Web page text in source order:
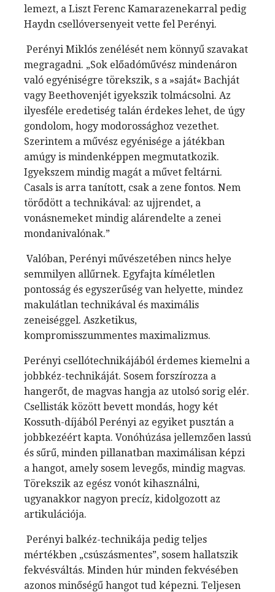
lemezt, a Liszt Ferenc Kamarazenekarral pedig
Haydn csellóversenyeit vette fel Perényi.
Perényi Miklós zenélését nem könnyű szavakat
megragadni. „Sok előadóművész mindenáron
való egyéniségre törekszik, s a »saját« Bachját
vagy Beethovenjét igyekszik tolmácsolni. Az
ilyesféle eredetiség talán érdekes lehet, de úgy
gondolom, hogy modorossághoz vezethet.
Szerintem a művész egyénisége a játékban
amúgy is mindenképpen megmutatkozik.
Igyekszem mindig magát a művet feltárni.
Casals is arra tanított, csak a zene fontos. Nem
törődött a technikával: az ujjrendet, a
vonásnemeket mindig alárendelte a zenei
mondanivalónak.”
Valóban, Perényi művészetében nincs helye
semmilyen allűrnek. Egyfajta kíméletlen
pontosság és egyszerűség van helyette, mindez
makulátlan technikával és maximális
zeneiséggel. Aszketikus,
kompromisszummentes maximalizmus.
Perényi csellótechnikájából érdemes kiemelni a
jobbkéz-technikáját. Sosem forszírozza a
hangerőt, de magvas hangja az utolsó sorig elér.
Csellisták között bevett mondás, hogy két
Kossuth-díjából Perényi az egyiket pusztán a
jobbkezéért kapta. Vonóhúzása jellemzően lassú
és sűrű, minden pillanatban maximálisan képzi
a hangot, amely sosem levegős, mindig magvas.
Törekszik az egész vonót kihasználni,
ugyanakkor nagyon precíz, kidolgozott az
artikulációja.
Perényi balkéz-technikája pedig teljes
mértékben „csúszásmentes”, sosem hallatszik
fekvésváltás. Minden húr minden fekvésében
azonos minőségű hangot tud képezni. Teljesen